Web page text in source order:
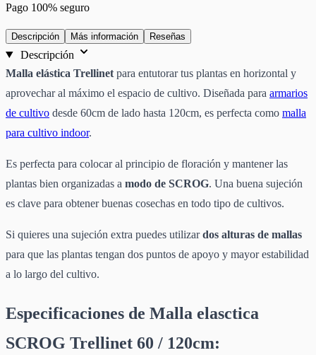
Pago 100% seguro
Descripción Más información Reseñas
Descripción
Malla elástica Trellinet para entutorar tus plantas en horizontal y
aprovechar al máximo el espacio de cultivo. Diseñada para armarios
de cultivo desde 60cm de lado hasta 120cm, es perfecta como malla
para cultivo indoor.
Es perfecta para colocar al principio de floración y mantener las
plantas bien organizadas a modo de SCROG. Una buena sujeción
es clave para obtener buenas cosechas en todo tipo de cultivos.
Si quieres una sujeción extra puedes utilizardos alturas de mallas
para que las plantas tengan dos puntos de apoyo y mayor estabilidad
a lo largo del cultivo.
Especificaciones de Malla elasctica
SCROG Trellinet 60 / 120cm: